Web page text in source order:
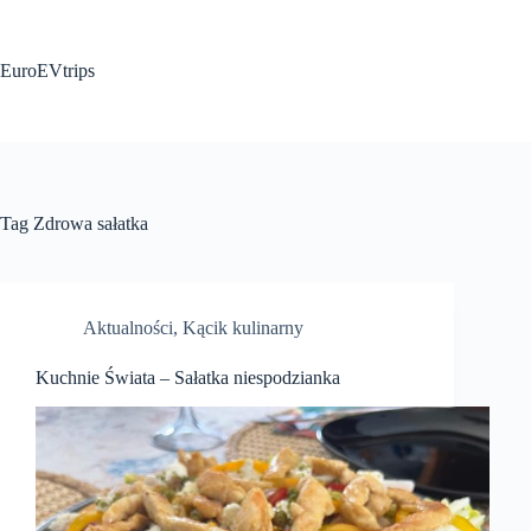
EuroEVtrips
Tag Zdrowa sałatka
Aktualności, Kącik kulinarny
Kuchnie Świata – Sałatka niespodzianka